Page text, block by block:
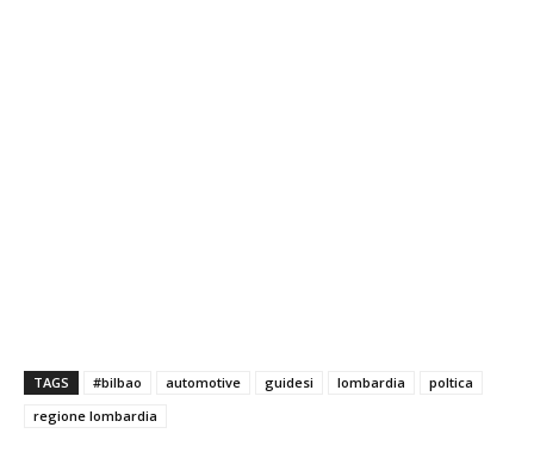
TAGS #bilbao automotive guidesi lombardia
poltica
regione lombardia